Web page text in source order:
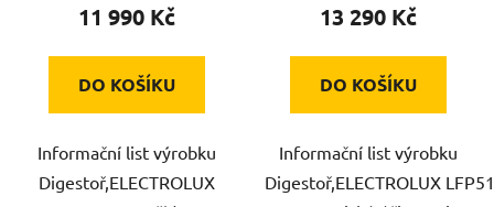
11 990 Kč
DO KOŠÍKU
Informační list výrobku
Digestoř,ELECTROLUX
13 290 Kč
DO KOŠÍKU
Informační list výrobku
Digestoř,ELECTROLUX